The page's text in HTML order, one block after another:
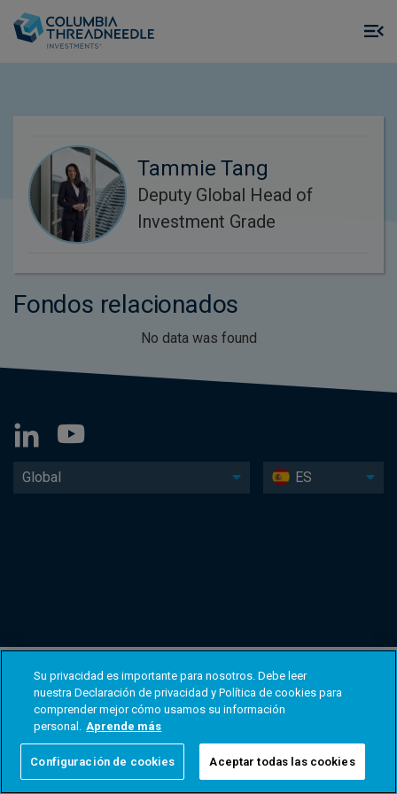
Tammie Tang
Deputy Global Head of
Investment Grade
Fondos relacionados
No data was found
Global ES
Su privacidad es importante para nosotros. Debe leer
nuestra Declaración de privacidad y Política de cookies para
comprender mejor cómo usamos su información
personal. Aprende más
Configuración de cookies Aceptar todas las cookies